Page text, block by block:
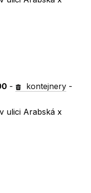
- kontejnery -
ulici Arabská x